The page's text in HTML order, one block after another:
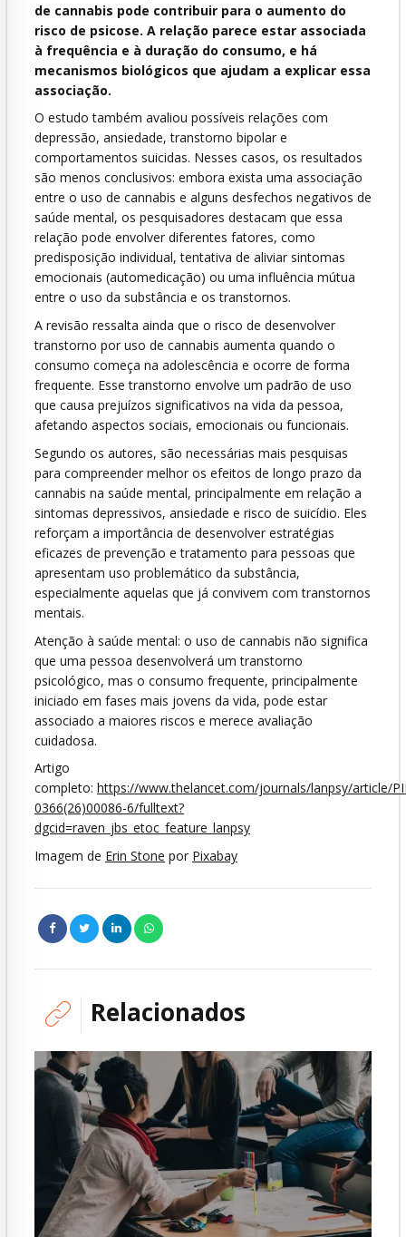
de cannabis pode contribuir para o aumento do
risco de psicose. A relação parece estar associada
à frequência e à duração do consumo, e há
mecanismos biológicos que ajudam a explicar essa
associação.
O estudo também avaliou possíveis relações com
depressão, ansiedade, transtorno bipolar e
comportamentos suicidas. Nesses casos, os resultados
são menos conclusivos: embora exista uma associação
entre o uso de cannabis e alguns desfechos negativos de
saúde mental, os pesquisadores destacam que essa
relação pode envolver diferentes fatores, como
predisposição individual, tentativa de aliviar sintomas
emocionais (automedicação) ou uma influência mútua
entre o uso da substância e os transtornos.
A revisão ressalta ainda que o risco de desenvolver
transtorno por uso de cannabis aumenta quando o
consumo começa na adolescência e ocorre de forma
frequente. Esse transtorno envolve um padrão de uso
que causa prejuízos significativos na vida da pessoa,
afetando aspectos sociais, emocionais ou funcionais.
Segundo os autores, são necessárias mais pesquisas
para compreender melhor os efeitos de longo prazo da
cannabis na saúde mental, principalmente em relação a
sintomas depressivos, ansiedade e risco de suicídio. Eles
reforçam a importância de desenvolver estratégias
eficazes de prevenção e tratamento para pessoas que
apresentam uso problemático da substância,
especialmente aquelas que já convivem com transtornos
mentais.
Atenção à saúde mental: o uso de cannabis não significa
que uma pessoa desenvolverá um transtorno
psicológico, mas o consumo frequente, principalmente
iniciado em fases mais jovens da vida, pode estar
associado a maiores riscos e merece avaliação
cuidadosa.
Artigo
completo: https://www.thelancet.com/journals/lanpsy/article/
0366(26)00086-6/fulltext?
dgcid=raven_jbs_etoc_feature_lanpsy
Imagem de Erin Stone por Pixabay
Relacionados